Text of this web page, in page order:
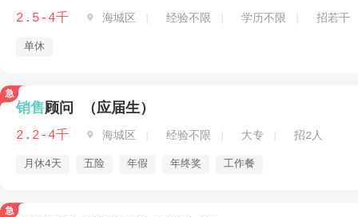
2.5-4千  海城区 经验不限 学历不限 招若干
单休
销售顾问 （应届生）
2.2-4千  海城区 经验不限 大专 招2人
月休4天 五险 年假 年终奖 工作餐